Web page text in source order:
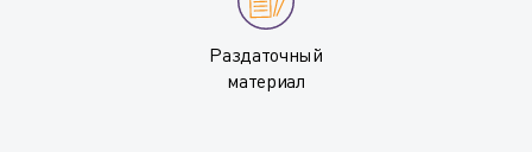
Раздаточный
материал